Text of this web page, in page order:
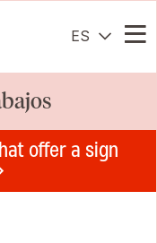
ES
offer a sign